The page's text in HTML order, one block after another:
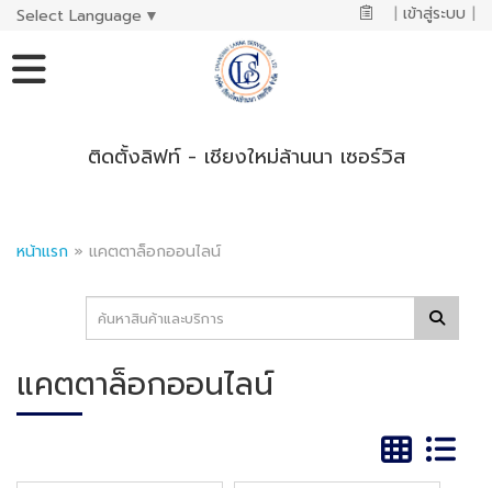
Select Language ▼ | เข้าสู่ระบบ |
ติดตั้งลิฟท์ - เชียงใหม่ล้านนา เซอร์วิส
หน้าแรก » แคตตาล็อกออนไลน์
แคตตาล็อกออนไลน์